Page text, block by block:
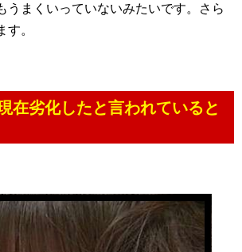
うまくいっていないみたいです。さら
す。
在劣化したと言われていると